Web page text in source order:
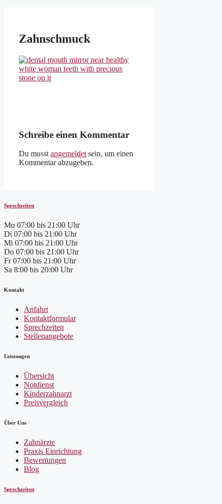
Zahnschmuck
Schreibe einen Kommentar
Du musst angemeldet sein, um einen
Kommentar abzugeben.
Sprechzeiten
Mo 07:00 bis 21:00 Uhr
Di 07:00 bis 21:00 Uhr
Mi 07:00 bis 21:00 Uhr
Do 07:00 bis 21:00 Uhr
Fr 07:00 bis 21:00 Uhr
Sa 8:00 bis 20:00 Uhr
Kontakt
Anfahrt
Kontaktformular
Sprechzeiten
Stellenangebote
Leistungen
Übersicht
Notdienst
Kinderzahnarzt
Preisvergleich
Über Uns
Zahnärzte
Praxis Einrichtung
Bewertungen
Blog
Sprechzeiten